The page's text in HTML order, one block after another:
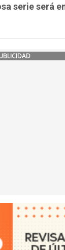
serie será